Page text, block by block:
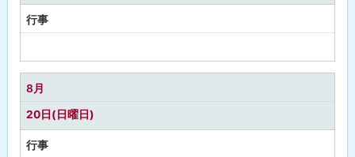
行事
定
な
し
8月
20日(日曜日)
行事